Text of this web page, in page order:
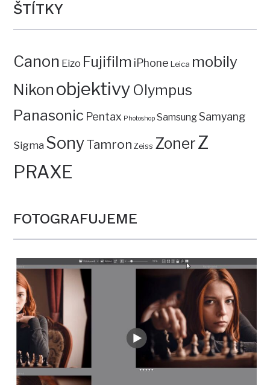
ŠTÍTKY
Canon Eizo Fujifilm iPhone Leica mobily
Nikon objektivy Olympus
Panasonic Pentax Photoshop SamsungSamyang
Sigma SonyTamron Zeiss ZonerZ
PRAXE
FOTOGRAFUJEME